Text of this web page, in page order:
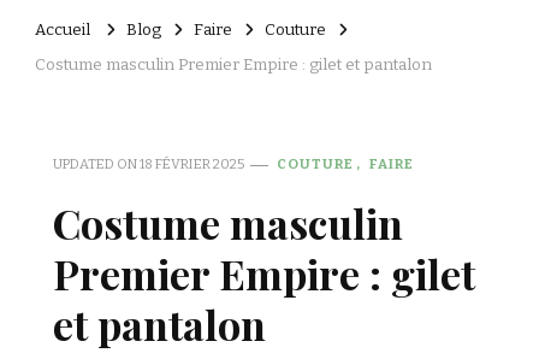
Accueil Blog Faire
Couture
Costume masculin Premier Empire : gilet et pantalon
UPDATED ON18 FÉVRIER 2025 COUTURE FAIRE
Costume masculin
Premier Empire : gilet
et pantalon